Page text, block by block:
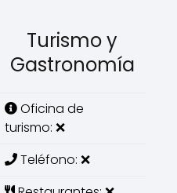
Turismo y
Gastronomía
Oficina de
turismo: ❌
Teléfono: ❌